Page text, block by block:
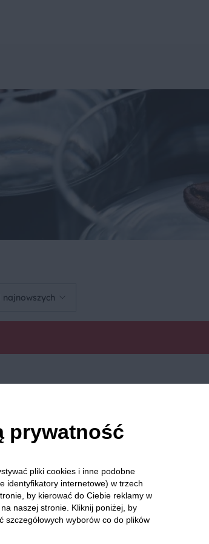
najnowszych
. Wszystko za prawą
gdzie serwowany jest na kilka sposobów.
wypijamy napój, a następnie żujemy pozostałe w nim
herbaty.
prywatność
pliki cookies i inne podobne
identyfikatory internetowe) w trzech
by kierować do Ciebie reklamy w
naszej stronie. Kliknij poniżej, by
wyborów co do plików